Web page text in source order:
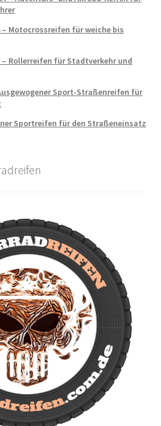
– Motocrossreifen für weiche bis
Rollerreifen für Stadtverkehr und
Sport-Straßenreifen für
Sportreifen für den Straßeneinsatz